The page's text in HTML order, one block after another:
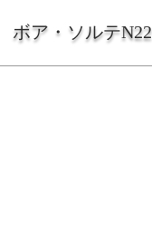
ボア・ソルテN22